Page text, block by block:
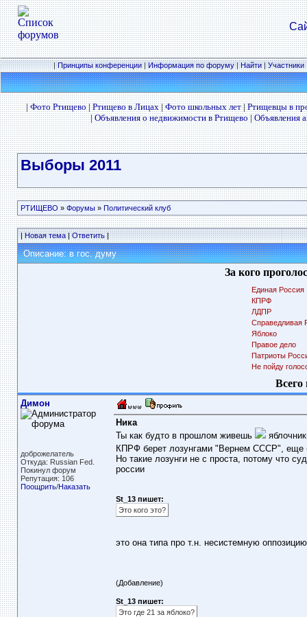
|Принципы конференции|Информация по форуму|Найти|Участники
|Фото Ртищево|Ртищево в Лицах|Фото школьных лет|Ртищевцы в
|Объявления о недвижимости в Ртищево|Объявления
Выборы 2011
РТИЩЕВО » Форумы» Политический клуб
|Новая тема|Ответить|
Описание: в гос. думу
За кого
Единая Россия
КПРФ
ЛДПР
Справедливая
Яблоко
Правое дело
Патриоты
Не пойду
Всего
Димон
доброжелатель
Откуда: Russian Fed.
Покинул форум
Репутация: 106
Поощрить/Наказать
Ника
Ты как будто в прошлом живешь
КПРФ берет лозунгами "Вернем СССР", еще
Но такие лозунги не с проста, потому что
россии
St_13 пишет:
Это кого это?
это она типа про т.н. несистемную
(Добавление)
St_13 пишет:
Это где 21 за яблоко?